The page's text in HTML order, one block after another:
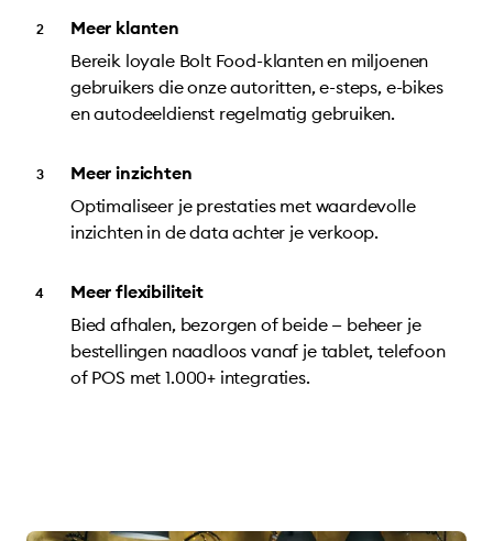
Meer klanten
Bereik loyale Bolt Food-klanten en miljoenen
gebruikers die onze autoritten, e-steps, e-bikes
en autodeeldienst regelmatig gebruiken.
Meer inzichten
Optimaliseer je prestaties met waardevolle
inzichten in de data achter je verkoop.
Meer flexibiliteit
Bied afhalen, bezorgen of beide — beheer je
bestellingen naadloos vanaf je tablet, telefoon
of POS met 1.000+ integraties.